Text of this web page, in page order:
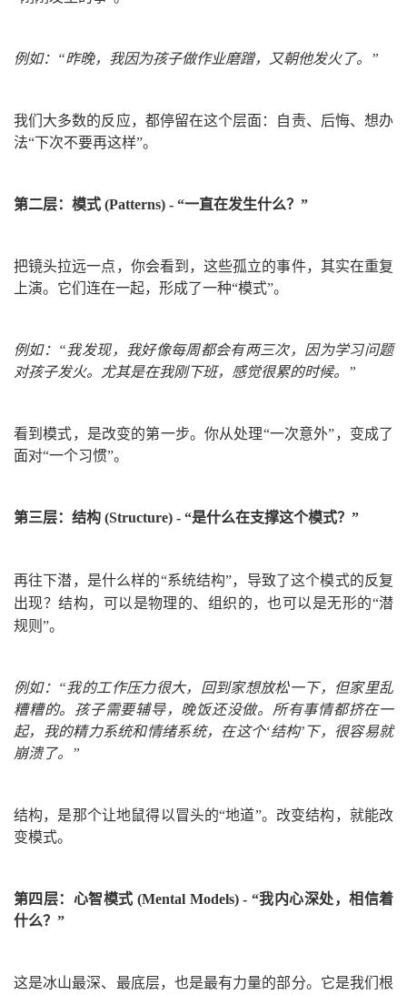
例如：“昨晚，我因为孩子做作业磨蹭，又朝他发火了。”
我们大多数的反应，都停留在这个层面：自责、后悔、想办
法“下次不要再这样”。
第二层：模式 (Patterns) - “一直在发生什么？”
把镜头拉远一点，你会看到，这些孤立的事件，其实在重复
上演。它们连在一起，形成了一种“模式”。
例如：“我发现，我好像每周都会有两三次，因为学习问题
对孩子发火。尤其是在我刚下班，感觉很累的时候。”
看到模式，是改变的第一步。你从处理“一次意外”，变成了
面对“一个习惯”。
第三层：结构 (Structure) - “是什么在支撑这个模式？”
再往下潜，是什么样的“系统结构”，导致了这个模式的反复
出现？结构，可以是物理的、组织的，也可以是无形的“潜
规则”。
例如：“我的工作压力很大，回到家想放松一下，但家里乱
糟糟的。孩子需要辅导，晚饭还没做。所有事情都挤在一
起，我的精力系统和情绪系统，在这个‘结构’下，很容易就
崩溃了。”
结构，是那个让地鼠得以冒头的“地道”。改变结构，就能改
变模式。
第四层：心智模式 (Mental Models) - “我内心深处，相信着
什么？”
这是冰山最深、最底层，也是最有力量的部分。它是我们根